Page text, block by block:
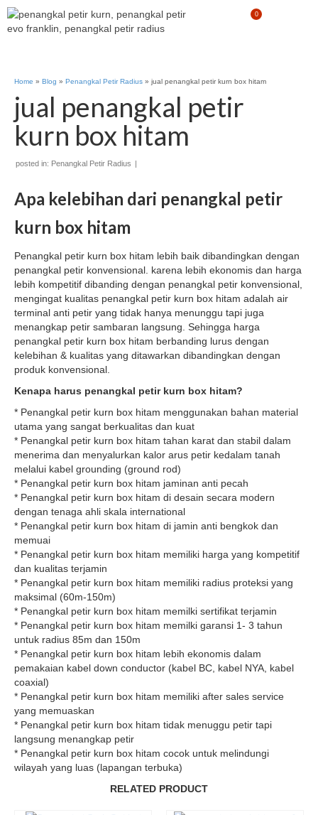
0
Home » Blog » Penangkal Petir Radius » jual penangkal petir kurn box hitam
jual penangkal petir
kurn box hitam
posted in: Penangkal Petir Radius |
Apa kelebihan dari penangkal petir
kurn box hitam
Penangkal petir kurn box hitam lebih baik dibandingkan dengan
penangkal petir konvensional. karena lebih ekonomis dan harga
lebih kompetitif dibanding dengan penangkal petir konvensional,
mengingat kualitas penangkal petir kurn box hitam adalah air
terminal anti petir yang tidak hanya menunggu tapi juga
menangkap petir sambaran langsung. Sehingga harga
penangkal petir kurn box hitam berbanding lurus dengan
kelebihan & kualitas yang ditawarkan dibandingkan dengan
produk konvensional.
Kenapa harus penangkal petir kurn box hitam?
* Penangkal petir kurn box hitam menggunakan bahan material
utama yang sangat berkualitas dan kuat
* Penangkal petir kurn box hitam tahan karat dan stabil dalam
menerima dan menyalurkan kalor arus petir kedalam tanah
melalui kabel grounding (ground rod)
* Penangkal petir kurn box hitam jaminan anti pecah
* Penangkal petir kurn box hitam di desain secara modern
dengan tenaga ahli skala international
* Penangkal petir kurn box hitam di jamin anti bengkok dan
memuai
* Penangkal petir kurn box hitam memiliki harga yang kompetitif
dan kualitas terjamin
* Penangkal petir kurn box hitam memiliki radius proteksi yang
maksimal (60m-150m)
* Penangkal petir kurn box hitam memilki sertifikat terjamin
* Penangkal petir kurn box hitam memilki garansi 1- 3 tahun
untuk radius 85m dan 150m
* Penangkal petir kurn box hitam lebih ekonomis dalam
pemakaian kabel down conductor (kabel BC, kabel NYA, kabel
coaxial)
* Penangkal petir kurn box hitam memiliki after sales service
yang memuaskan
* Penangkal petir kurn box hitam tidak menuggu petir tapi
langsung menangkap petir
* Penangkal petir kurn box hitam cocok untuk melindungi
wilayah yang luas (lapangan terbuka)
RELATED PRODUCT